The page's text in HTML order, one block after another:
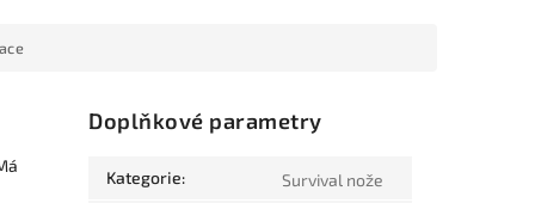
Doplňkové parametry
Kategorie: Survival nože